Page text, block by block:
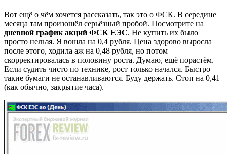
Вот ещё о чём хочется рассказать, так это о ФСК. В середине
месяца там произошёл серьёзный пробой. Посмотрите на
дневной график акций ФСК ЕЭС. Не купить их было
просто нельзя. Я вошла на 0,4 рубля. Цена здорово выросла
после этого, ходила аж на 0,48 рубля, но потом
скорректировалась в половину роста. Думаю, ещё порастём.
Если судить чисто по технике, рост только начался. Быстро
такие бумаги не останавливаются. Буду держать. Стоп на 0,41
(как обычно, закрытие часа).